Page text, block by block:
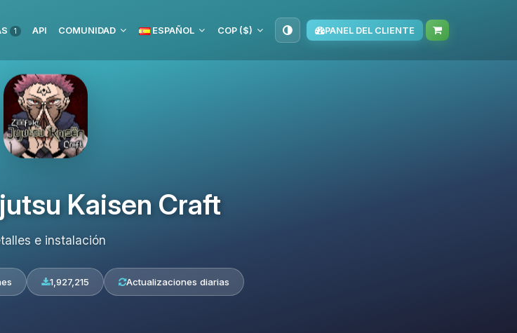
1 API COMUNIDAD ESPAÑOL COP ($) PANEL DEL CLIENTE
Kaisen Craft
e instalación
1,927,215 Actualizaciones diarias